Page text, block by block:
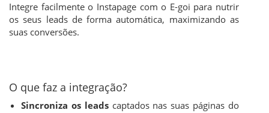
Integre facilmente o Instapage com o E-goi para nutrir
os seus leads de forma automática, maximizando as
suas conversões.
O que faz a integração?
Sincroniza os leads captados nas suas páginas do